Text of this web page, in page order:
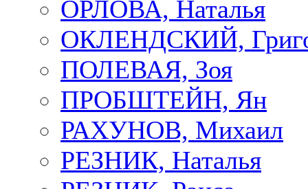
ОРЛОВА, Наталья
ОКЛЕНДСКИЙ,
ПОЛЕВАЯ, Зоя
ПРОБШТЕЙН, Ян
РАХУНОВ, Михаил
РЕЗНИК, Наталья